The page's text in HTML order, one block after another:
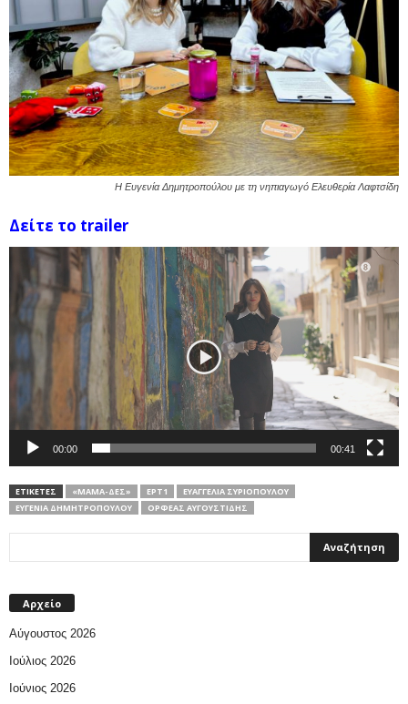
Η Ευγενία Δημητροπούλου με τη νηπιαγωγό Ελευθερία Λαφτσίδη
Δείτε το trailer
Πρόγραμμα
Αναπαραγωγής
Βίντεο
00:00 00:41
ΕΤΙΚΕΤΕΣ «ΜΑΜΆ-ΔΕΣ» ΕΡΤ1
ΕΥΑΓΓΕΛΊΑ ΣΥΡΙΟΠΟΎΛΟΥ
ΕΥΓΕΝΊΑ ΔΗΜΗΤΡΟΠΟΎΛΟΥ
ΟΡΦΈΑΣ ΑΥΓΟΥΣΤΊΔΗΣ
Αρχείο
Αύγουστος 2026
Ιούλιος 2026
Ιούνιος 2026